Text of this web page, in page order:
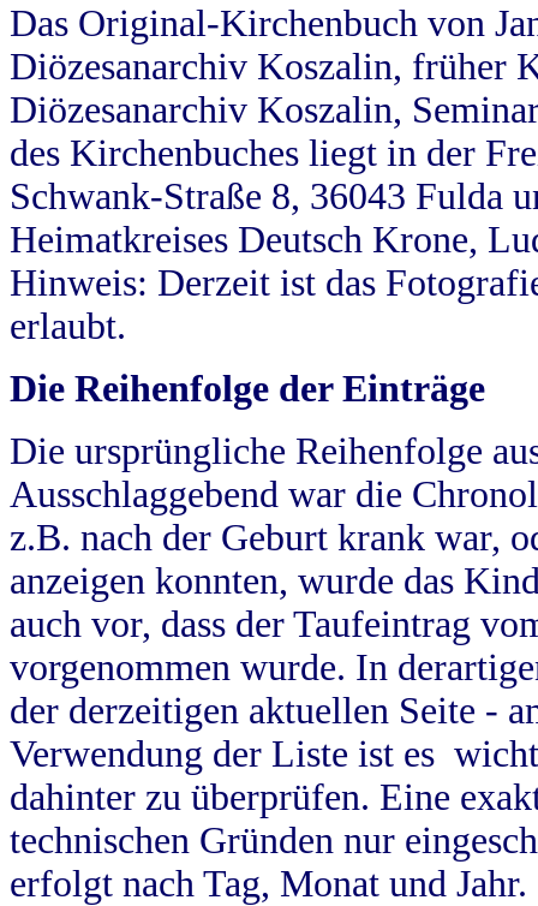
Das Original-Kirchenbuch von
Diözesanarchiv Koszalin, früher
Diözesanarchiv Koszalin,
des Kirchenbuches liegt in der
Schwank-Straße 8, 36043 Fulda
Heimatkreises Deutsch Krone,
Hinweis: Derzeit ist das
erlaubt.
Die Reihenfolge der Einträge
Die ursprüngliche Reihenfolge
Ausschlaggebend war die
z.B. nach der Geburt krank war,
anzeigen konnten, wurde das
auch vor, dass der Taufeintrag
vorgenommen wurde. In
der derzeitigen aktuellen Seite -
Verwendung der Liste ist es
dahinter zu überprüfen. Eine
technischen Gründen nur
erfolgt nach Tag, Monat und Jahr.